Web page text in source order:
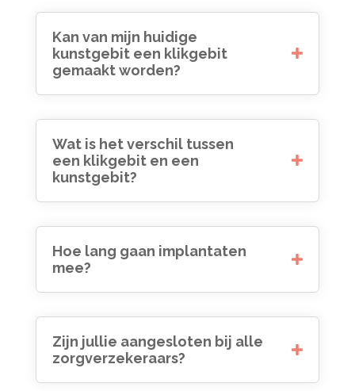
Kan van mijn huidige
kunstgebit een klikgebit
gemaakt worden?
Wat is het verschil tussen
een klikgebit en een
kunstgebit?
Hoe lang gaan implantaten
mee?
Zijn jullie aangesloten bij alle
zorgverzekeraars?